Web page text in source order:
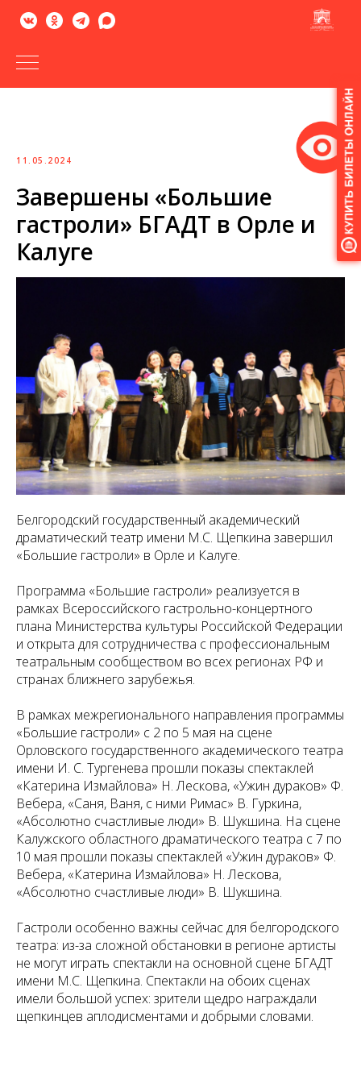
Версия
11.05.2024
Завершены «Большие
гастроли» БГАДТ в Орле и
Калуге
Белгородский государственный академический
драматический театр имени М.С. Щепкина завершил
«Большие гастроли» в Орле и Калуге.
Программа «Большие гастроли» реализуется в
рамках Всероссийского гастрольно-концертного
плана Министерства культуры Российской Федерации
и открыта для сотрудничества с профессиональным
театральным сообществом во всех регионах РФ и
странах ближнего зарубежья.
В рамках межрегионального направления программы
«Большие гастроли» с 2 по 5 мая на сцене
Орловского государственного академического театра
имени И. С. Тургенева прошли показы спектаклей
«Катерина Измайлова» Н. Лескова, «Ужин дураков» Ф.
Вебера, «Саня, Ваня, с ними Римас» В. Гуркина,
«Абсолютно счастливые люди» В. Шукшина. На сцене
Калужского областного драматического театра с 7 по
10 мая прошли показы спектаклей «Ужин дураков» Ф.
Вебера, «Катерина Измайлова» Н. Лескова,
«Абсолютно счастливые люди» В. Шукшина.
Гастроли особенно важны сейчас для белгородского
театра: из-за сложной обстановки в регионе артисты
не могут играть спектакли на основной сцене БГАДТ
имени М.С. Щепкина. Спектакли на обоих сценах
имели большой успех: зрители щедро награждали
щепкинцев аплодисментами и добрыми словами.